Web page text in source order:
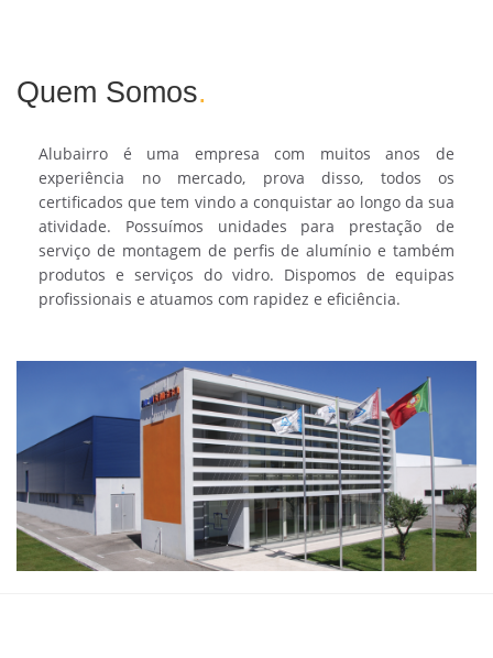
Quem Somos.
Alubairro é uma empresa com muitos anos de
experiência no mercado, prova disso, todos os
certificados que tem vindo a conquistar ao longo da sua
atividade. Possuímos unidades para prestação de
serviço de montagem de perfis de alumínio e também
produtos e serviços do vidro. Dispomos de equipas
profissionais e atuamos com rapidez e eficiência.